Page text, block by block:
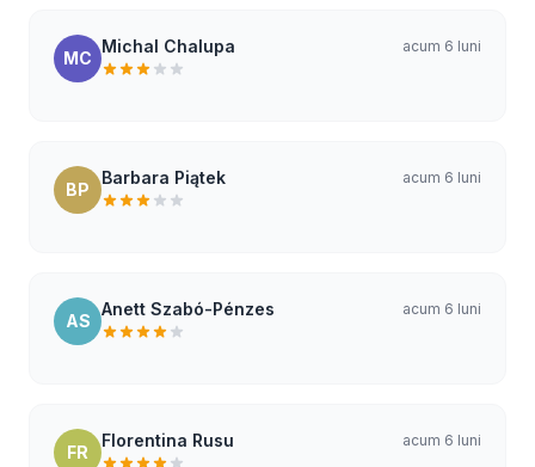
MC
Michal Chalupa acum 6 luni
BP
Barbara Piątek acum 6 luni
AS
Anett Szabó-Pénzes acum 6 luni
FR
Florentina Rusu acum 6 luni